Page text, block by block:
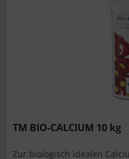
TM BIO-CALCIUM 10 kg
Zur biologisch idealen